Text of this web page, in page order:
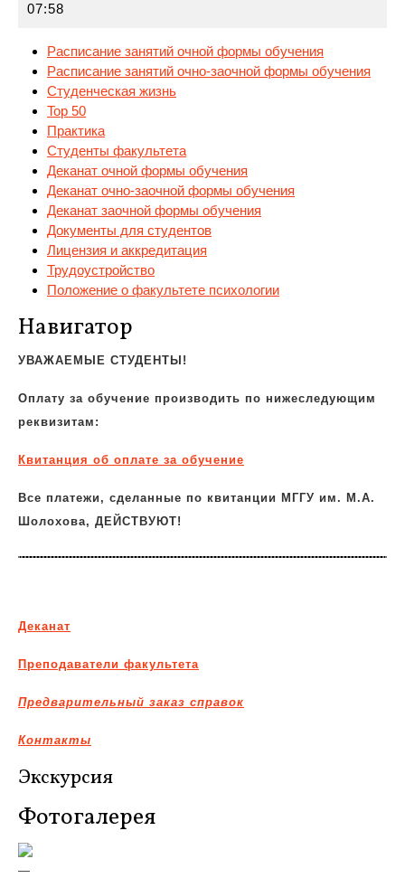
07:58
Расписание занятий очной формы обучения
Расписание занятий очно-заочной формы обучения
Студенческая жизнь
Top 50
Практика
Студенты факультета
Деканат очной формы обучения
Деканат очно-заочной формы обучения
Деканат заочной формы обучения
Документы для студентов
Лицензия и аккредитация
Трудоустройство
Положение о факультете психологии
Навигатор
УВАЖАЕМЫЕ СТУДЕНТЫ!
Оплату за обучение производить по нижеследующим
реквизитам:
Квитанция об оплате за обучение
Все платежи, сделанные по квитанции МГГУ им. М.А.
Шолохова, ДЕЙСТВУЮТ!
Деканат
Преподаватели факультета
Предварительный заказ справок
Контакты
Экскурсия
Фотогалерея
—